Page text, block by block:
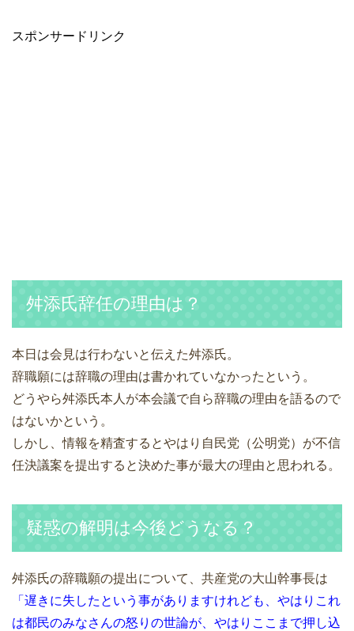
スポンサードリンク
舛添氏辞任の理由は？
本日は会見は行わないと伝えた舛添氏。
辞職願には辞職の理由は書かれていなかったという。
どうやら舛添氏本人が本会議で自ら辞職の理由を語るので
はないかという。
しかし、情報を精査するとやはり自民党（公明党）が不信
任決議案を提出すると決めた事が最大の理由と思われる。
疑惑の解明は今後どうなる？
舛添氏の辞職願の提出について、共産党の大山幹事長は
「遅きに失したという事がありますけれども、やはりこれ
は都民のみなさんの怒りの世論が、やはりここまで押し込